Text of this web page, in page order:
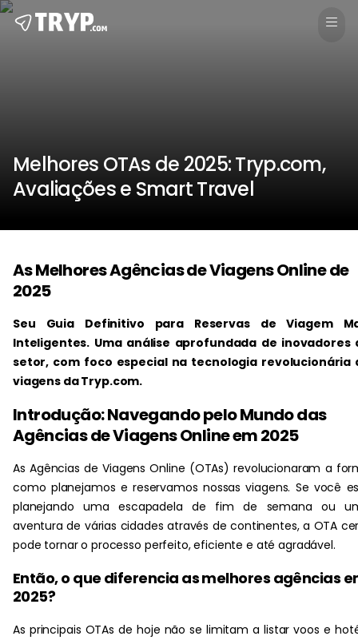
Melhores OTAs de 2025: Tryp.com,
Avaliações e Smart Travel
As Melhores Agências de Viagens Online de
2025
Seu Guia Definitivo para Reservas de Viagem
Inteligentes. Uma análise aprofundada de inovadores
setor, com foco especial na tecnologia revolucionária
viagens da Tryp.com.
Introdução: Navegando pelo Mundo das
Agências de Viagens Online em 2025
As Agências de Viagens Online (OTAs) revolucionaram a
como planejamos e reservamos nossas viagens. Se você
planejando uma escapadela de fim de semana ou
aventura de várias cidades através de continentes, a OTA
pode tornar o processo perfeito, eficiente e até agradável.
Então, o que diferencia as melhores agências
2025?
As principais OTAs de hoje não se limitam a listar voos e